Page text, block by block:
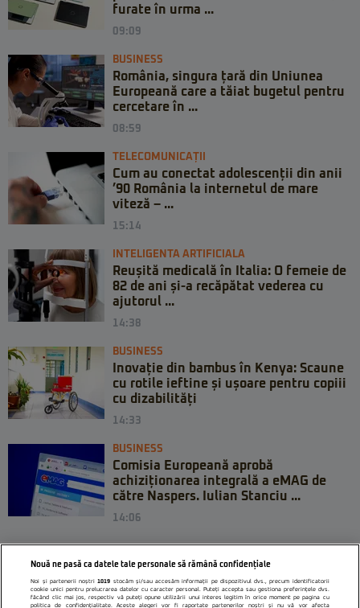
furate în urma ...
09:09
BUSINESS
România, singura țară din Uniunea
Europeană care a tăiat bugetul pentru
cercetare în ...
08:59
TELECOMUNICAȚII
Cum au conectat adolescenții din anii
’90 România la internetul de mare
viteză – ...
15:14
INTELIGENTA ARTIFICIALA
Reușită medicală în Italia: O femeie de
82 de ani și-a recăpătat vederea cu
ajutorul ...
14:38
BUSINESS
Inovație din bambus în Kenya: Scaune
cu rotile ieftine și ușoare pentru copiii
cu dizabilități
14:33
BUSINESS
Comisia Europeană aprobă
achiziționarea integrală a eMAG de
către Naspers. Iulian Stanciu ...
14:06
Nouă ne pasă ca datele tale personale să rămână confidențiale
Noi și partenerii noștri1019 stocăm și/sau accesăm informații pe dispozitivul dvs., precum identificatorii
cookie unici pentru prelucrarea datelor cu caracter personal. Puteți accepta sau gestiona preferințele dvs.
făcând clic mai jos, respectiv vă puteți opune utilizării unui interes legitim în orice moment pe pagina cu
politica de confidențialitate. Aceste alegeri vor fi raportate partenerilor noștri și nu vă vor afecta